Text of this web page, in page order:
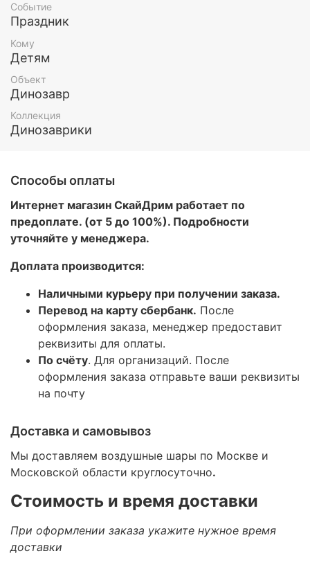
Событие
Праздник
Кому
Детям
Объект
Динозавр
Коллекция
Динозаврики
Способы оплаты
Интернет магазин СкайДрим работает по
предоплате. (от 5 до 100%). Подробности
уточняйте у менеджера.
Доплата производится:
Наличными курьеру при получении заказа.
Перевод на карту сбербанк. После
оформления заказа, менеджер предоставит
реквизиты для оплаты.
По счёту. Для организаций. После
оформления заказа отправьте ваши реквизиты
на почту
Доставка и самовывоз
Мы доставляем воздушные шары по Москве и
Московской области круглосуточно.
Стоимость и время доставки
При оформлении заказа укажите нужное время
доставки